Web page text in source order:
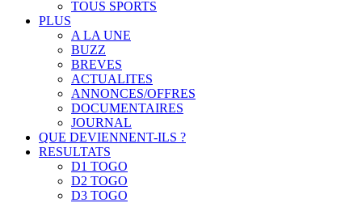
TOUS SPORTS
PLUS
A LA UNE
BUZZ
BREVES
ACTUALITES
ANNONCES/OFFRES
DOCUMENTAIRES
JOURNAL
QUE DEVIENNENT-ILS ?
RESULTATS
D1 TOGO
D2 TOGO
D3 TOGO